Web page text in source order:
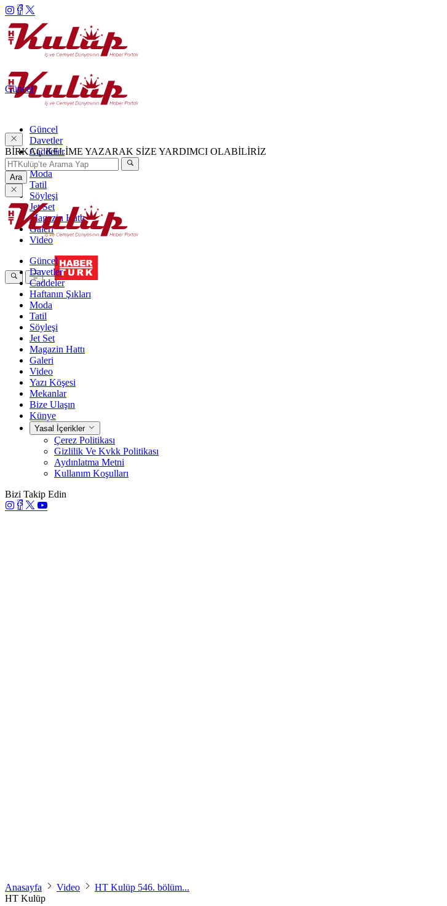
Güncel
Davetler
Caddeler
Haftanın Şıkları
Moda
Tatil
Söyleşi
Jet Set
Magazin Hattı
Galeri
Video
Güncel
BİRKAÇ KELİME YAZARAK SİZE YARDIMCI OLABİLİRİZ
Ara
Güncel
Davetler
Caddeler
Haftanın Şıkları
Moda
Tatil
Söyleşi
Jet Set
Magazin Hattı
Galeri
Video
Yazı Köşesi
Mekanlar
Bize Ulaşın
Künye
Yasal İçerikler
Çerez Politikası
Gizlilik Ve Kvkk Politikası
Aydınlatma Metni
Kullanım Koşulları
Bizi Takip Edin
Anasayfa Video
HT Kulüp 546. bölüm...
HT Kulüp